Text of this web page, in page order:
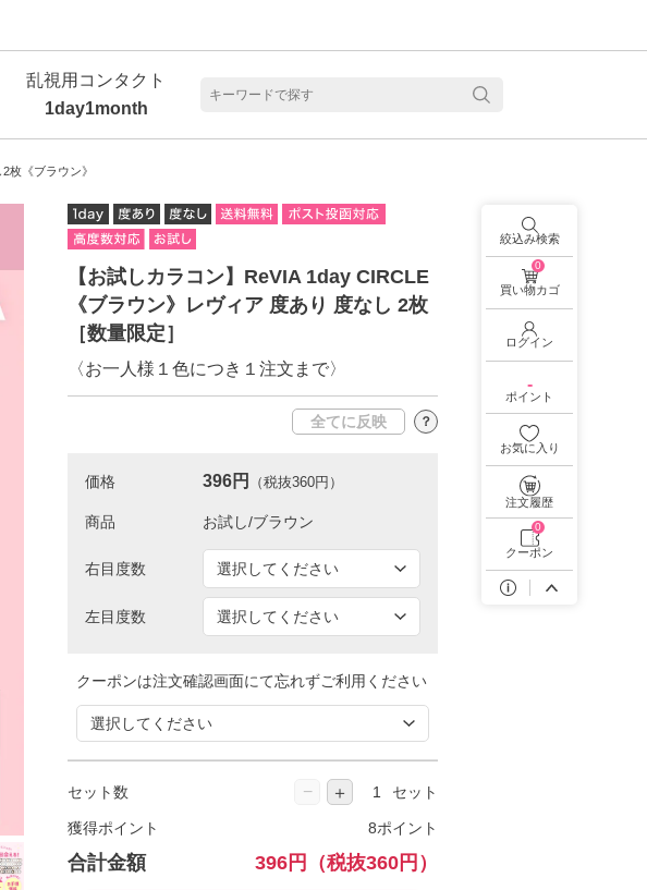
枚《ブラウン》
【お試しカラコン】ReVIA 1day CIRCLE
《ブラウン》レヴィア 度あり 度なし 2枚
［数量限定］
〈お一人様１色につき１注文まで〉
全てに反映 ？
価格 396円 （税抜360円）
商品
右目度数
左目度数
クーポンは注文確認画面にて忘れずご利用ください
セット数 − ＋ セット
獲得ポイント 8ポイント
合計金額 396円 （税抜360円）
乱視用コンタクト
1day1month
絞込み検索
0
買い物カゴ
ログイン
-
ポイント
お気に入り
注文履歴
0
クーポン
ズ 1day 商品一覧を見る
乱視用カラコン 1day商品一覧を見る
カラコン・サークルレンズ 2week商品一覧を見る
カラコン・サークルレンズ 1month商品一覧を見る
ズ 1day 商品一覧を見る 乱視用カラコン 1day商品一覧を見る
クリアコンタクトレンズ 2week 商品一覧を見る
乱視用カラコン 1day商品一覧を見る
乱視用カラコン 1month商品一覧を見る